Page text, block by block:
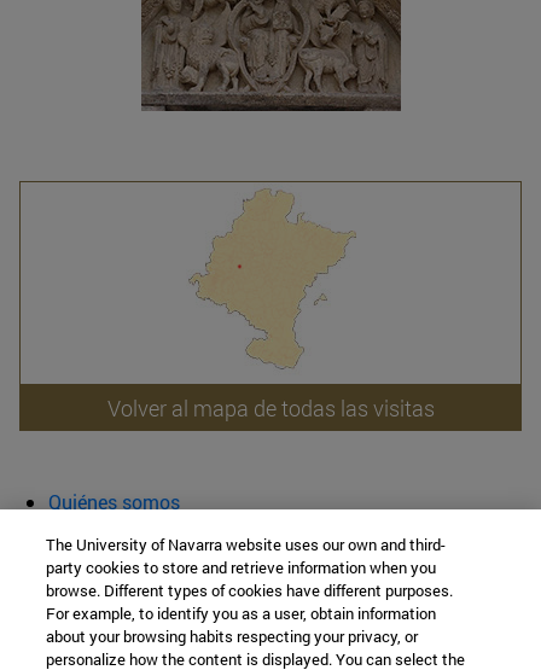
Volver al mapa de todas las visitas
Quiénes somos
Aula abierta
Cátedra de Patrimonio y Arte Navarro
The University of Navarra website uses our own and third-
party cookies to store and retrieve information when you
browse. Different types of cookies have different purposes.
For example, to identify you as a user, obtain information
about your browsing habits respecting your privacy, or
personalize how the content is displayed. You can select the